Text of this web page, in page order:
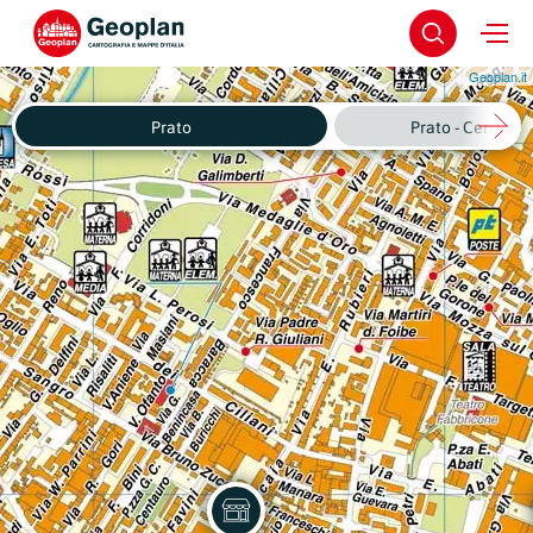
Geoplan.it
Prato Prato - Centro